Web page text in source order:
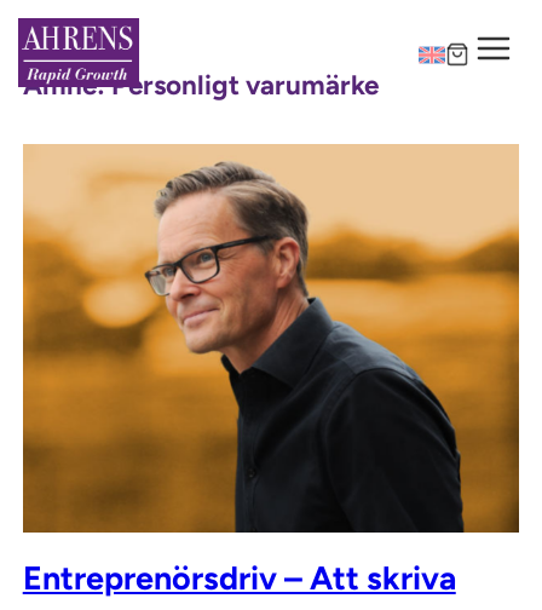
Ämne:Personligt varumärke
Entreprenörsdriv – Att skriva